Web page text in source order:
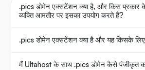
.pics डोमेन एक्सटेंशन क्या है, और किस प्रकार के
व्यक्ति आमतौर पर इसका उपयोग करते हैं?
.pics डोमेन एक्सटेंशन क्या है और यह किसके
मैं Ultahost के साथ .pics डोमेन कैसे पंजीकृत